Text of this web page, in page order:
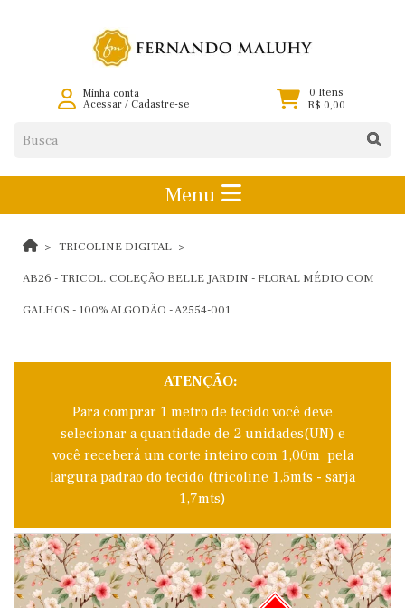
Minha conta
Acessar/ Cadastre-se
0 Itens
R$ 0,00
Menu
TRICOLINE DIGITAL
AB26 - TRICOL. COLEÇÃO BELLE JARDIN - FLORAL MÉDIO COM
GALHOS - 100% ALGODÃO - A2554-001
ATENÇÃO:
Para comprar 1 metro de tecido você deve
selecionar a quantidade de 2 unidades(UN) e
você receberá um corte inteiro com 1,00m pela
largura padrão do tecido (tricoline 1,5mts - sarja
1,7mts)